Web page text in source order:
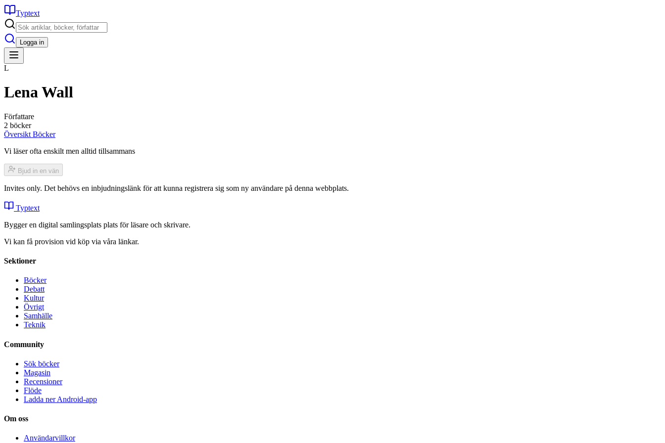
Typtext
Logga in
L
Lena Wall
Författare
2 böcker
Översikt Böcker
Vi läser ofta enskilt men alltid tillsammans
Bjud in en vän
Invites only. Det behövs en inbjudningslänk för att kunna registrera sig som ny användare på denna webbplats.
Typtext
Bygger en digital samlingsplats plats för läsare och skrivare.
Vi kan få provision vid köp via våra länkar.
Sektioner
Böcker
Debatt
Kultur
Övrigt
Samhälle
Teknik
Community
Sök böcker
Magasin
Recensioner
Flöde
Ladda ner Android-app
Om oss
Användarvillkor